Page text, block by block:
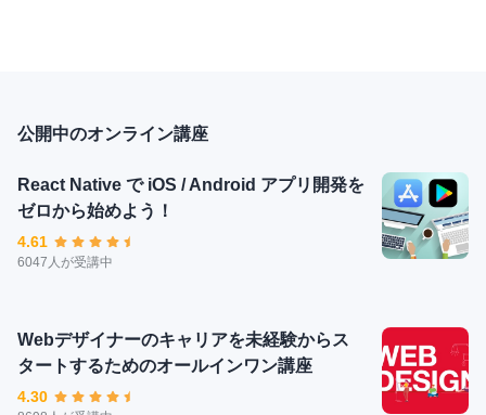
公開中のオンライン講座
React Native で iOS / Android アプリ開発を
ゼロから始めよう！
4.61
6047人が受講中
Webデザイナーのキャリアを未経験からス
タートするためのオールインワン講座
4.30